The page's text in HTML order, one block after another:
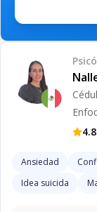
4.8
Ansiedad
Idea suicida